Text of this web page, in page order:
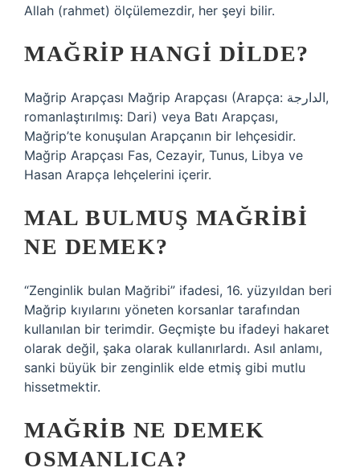
Allah (rahmet) ölçülemezdir, her şeyi bilir.
MAĞRIP HANGI DILDE?
Mağrip Arapçası Mağrip Arapçası (Arapça: الدارجة‎,
romanlaştırılmış: Dari) veya Batı Arapçası,
Mağrip’te konuşulan Arapçanın bir lehçesidir.
Mağrip Arapçası Fas, Cezayir, Tunus, Libya ve
Hasan Arapça lehçelerini içerir.
MAL BULMUŞ MAĞRIBI
NE DEMEK?
“Zenginlik bulan Mağribi” ifadesi, 16. yüzyıldan beri
Mağrip kıyılarını yöneten korsanlar tarafından
kullanılan bir terimdir. Geçmişte bu ifadeyi hakaret
olarak değil, şaka olarak kullanırlardı. Asıl anlamı,
sanki büyük bir zenginlik elde etmiş gibi mutlu
hissetmektir.
MAĞRIB NE DEMEK
OSMANLICA?